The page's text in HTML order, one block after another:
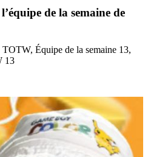
de la semaine de
Équipe de la semaine 13,
13